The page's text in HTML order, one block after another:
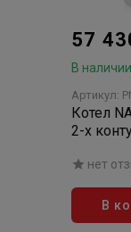
57
В
Артикул:
Котел
2-х
нет
В